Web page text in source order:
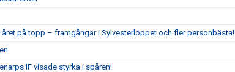
året på topp – framgångar i Sylvesterloppet och fler personbästa!
IF visade styrka i spåren!